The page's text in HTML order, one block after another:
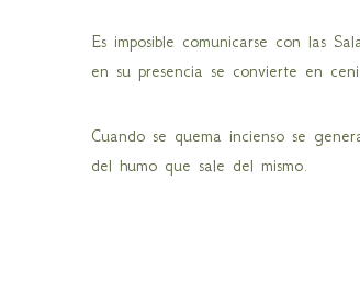
Es imposible comunicarse con las
en su presencia se convierte en
Cuando se quema incienso se
del humo que sale del mismo.